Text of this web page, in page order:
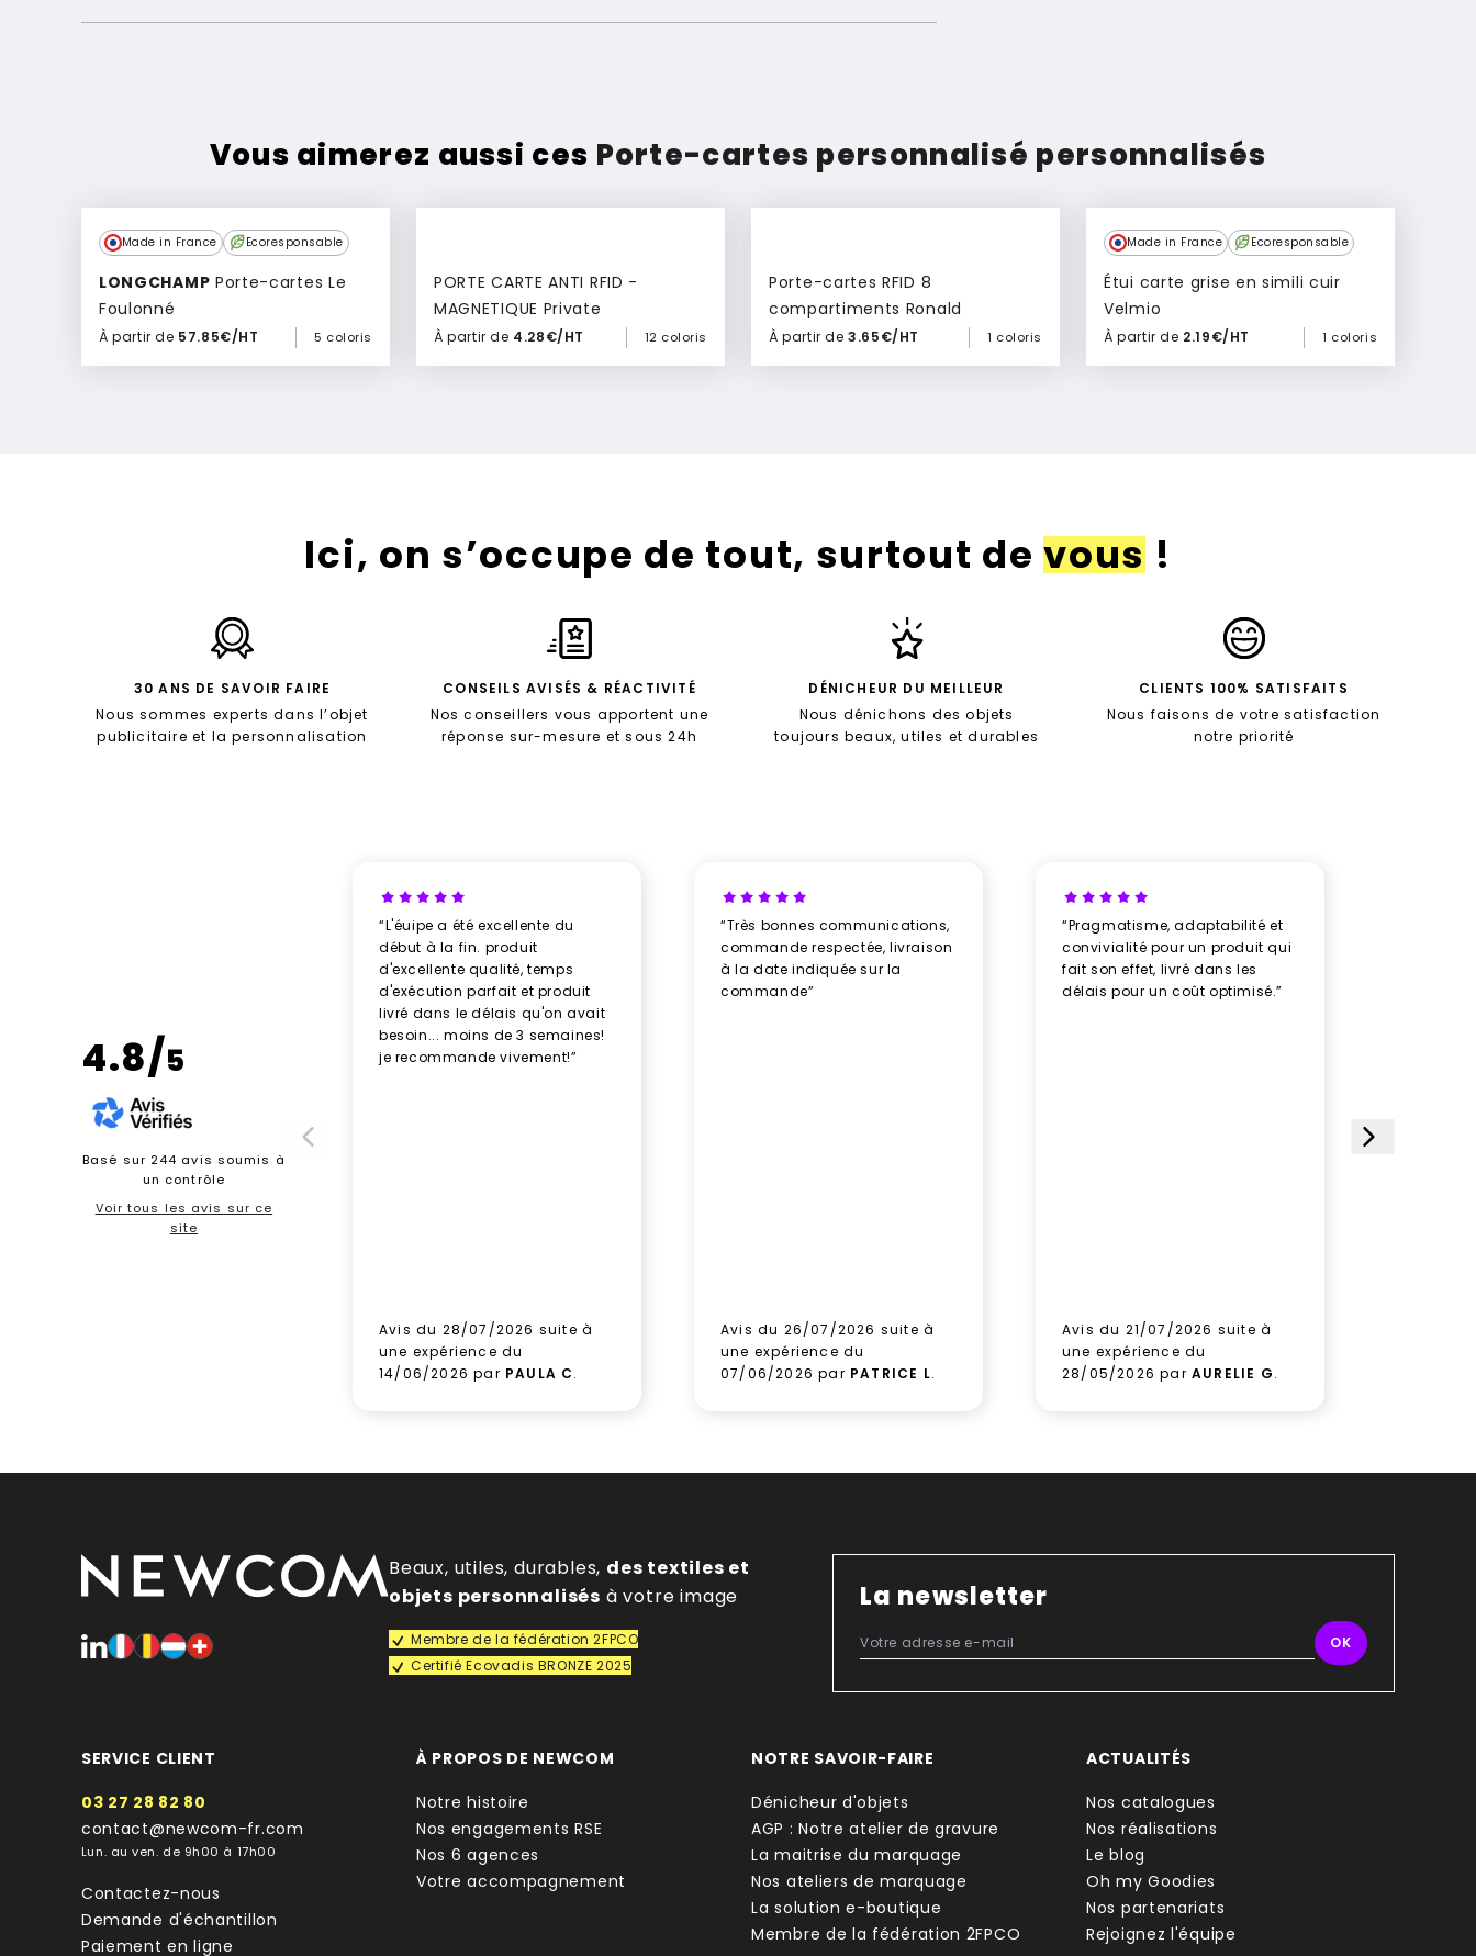
Vous aimerez aussi ces Porte-cartes personnalisé personnalisés
Made in France Ecoresponsable
LONGCHAMP
Foulonné
À partir de 57.85€/HT 5 coloris
Ajouter à mon devis
PORTE CARTE ANTI RFID -
MAGNETIQUE Private
À partir de 4.28€/HT 12 coloris
Ajouter à mon devis
Porte-cartes RFID 8
compartiments Ronald
À partir de3.65€/HT 1 coloris
Ajouter à mon devis
Made in France Ecoresponsable
Étui carte grise en simili cuir
Velmio
À partir de 2.19€/HT 1 coloris
Ajouter à mon devis
Ici, on s’occupe de tout, surtout devous !
30 ANS DE SAVOIR FAIRE
Nous sommes experts dans l’objet
publicitaire et la personnalisation
CONSEILS AVISÉS & RÉACTIVITÉ
Nos conseillers vous apportent une
réponse sur-mesure et sous 24h
DÉNICHEUR DU MEILLEUR
Nous dénichons des objets
toujours beaux, utiles et durables
CLIENTS 100% SATISFAITS
Nous faisons de votre satisfaction
notre priorité
4.8/5
Basé sur 244 avis soumis à
un contrôle
Voir tous les avis sur ce
site
“L'éuipe a été excellente du
début à la fin. produit
d'excellente qualité, temps
d'exécution parfait et produit
livré dans le délais qu'on avait
besoin... moins de 3 semaines!
je recommande vivement!”
Avis du 28/07/2026 suite à
une expérience du
14/06/2026 par PAULA C.
“Très bonnes communications,
commande respectée, livraison
à la date indiquée sur la
commande”
Avis du 26/07/2026 suite à
une expérience du
07/06/2026 par PATRICE L.
“Pragmatisme, adaptabilité et
convivialité pour un produit qui
fait son effet, livré dans les
délais pour un coût optimisé.”
Avis du 21/07/2026 suite à
une expérience du
28/05/2026 par AURELIE G.
Beaux, utiles, durables, des textiles et
objets personnalisés à votre image
Membre de la fédération 2FPCO
Certifié Ecovadis BRONZE 2025
La newsletter
SERVICE CLIENT
03 27 28 82 80
contact@newcom-fr.com
Lun. au ven. de 9h00 à 17h00
Contactez-nous
Demande d'échantillon
Paiement en ligne
À PROPOS DE NEWCOM
Notre histoire
Nos engagements RSE
Nos 6 agences
Votre accompagnement
NOTRE SAVOIR-FAIRE
Dénicheur d'objets
AGP : Notre atelier de gravure
La maitrise du marquage
Nos ateliers de marquage
La solution e-boutique
Membre de la fédération 2FPCO
ACTUALITÉS
Nos catalogues
Nos réalisations
Le blog
Oh my Goodies
Nos partenariats
Rejoignez l'équipe